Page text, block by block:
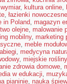
, kultura online,
, łazienki nowoczesne
in Poland, magazyn
olejne, malowanie
mobilny, marketing
, meble
, medycyna
, miejskie rośliny
zdrowia domowe,
w edukacji,
pianinie, nauka